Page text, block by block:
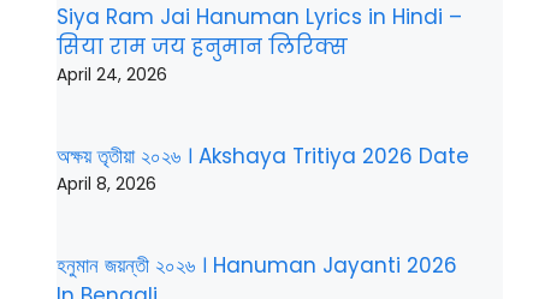
Siya Ram Jai Hanuman Lyrics in Hindi –
सिया राम जय हनुमान लिरिक्स
April 24, 2026
অক্ষয় তৃতীয়া ২০২৬ । Akshaya Tritiya 2026 Date
April 8, 2026
হনুমান জয়ন্তী ২০২৬ । Hanuman Jayanti 2026